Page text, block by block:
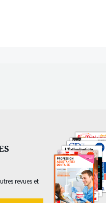
revues et